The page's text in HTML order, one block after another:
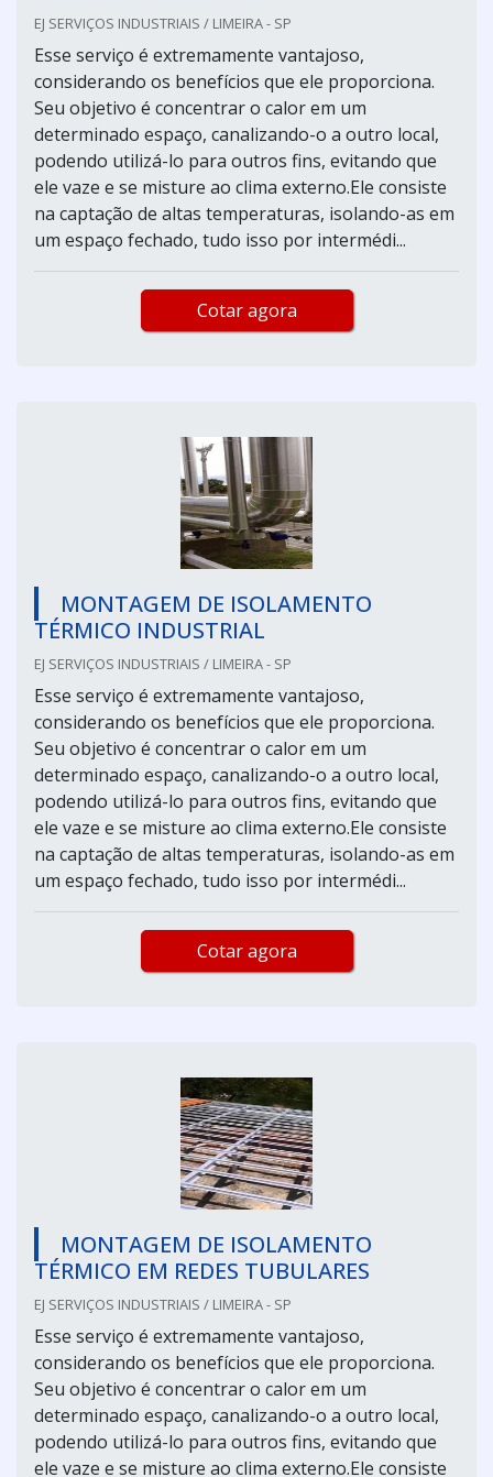
EJ SERVIÇOS INDUSTRIAIS / LIMEIRA - SP
Esse serviço é extremamente vantajoso,
considerando os benefícios que ele proporciona.
Seu objetivo é concentrar o calor em um
determinado espaço, canalizando-o a outro local,
podendo utilizá-lo para outros fins, evitando que
ele vaze e se misture ao clima externo.Ele consiste
na captação de altas temperaturas, isolando-as em
um espaço fechado, tudo isso por intermédi...
Cotar agora
MONTAGEM DE ISOLAMENTO
TÉRMICO INDUSTRIAL
EJ SERVIÇOS INDUSTRIAIS / LIMEIRA - SP
Esse serviço é extremamente vantajoso,
considerando os benefícios que ele proporciona.
Seu objetivo é concentrar o calor em um
determinado espaço, canalizando-o a outro local,
podendo utilizá-lo para outros fins, evitando que
ele vaze e se misture ao clima externo.Ele consiste
na captação de altas temperaturas, isolando-as em
um espaço fechado, tudo isso por intermédi...
Cotar agora
MONTAGEM DE ISOLAMENTO
TÉRMICO EM REDES TUBULARES
EJ SERVIÇOS INDUSTRIAIS / LIMEIRA - SP
Esse serviço é extremamente vantajoso,
considerando os benefícios que ele proporciona.
Seu objetivo é concentrar o calor em um
determinado espaço, canalizando-o a outro local,
podendo utilizá-lo para outros fins, evitando que
ele vaze e se misture ao clima externo.Ele consiste